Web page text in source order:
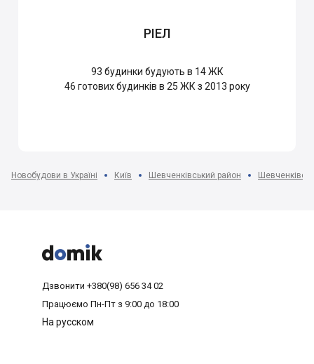
РІЕЛ
93 будинки будують в 14 ЖК
46 готових будинків в 25 ЖК з 2013 року
Новобудови в Україні Київ Шевченківський район



Дзвонити +380(98) 656 34 02
Працюємо Пн-Пт з 9:00 до 18:00
На русском